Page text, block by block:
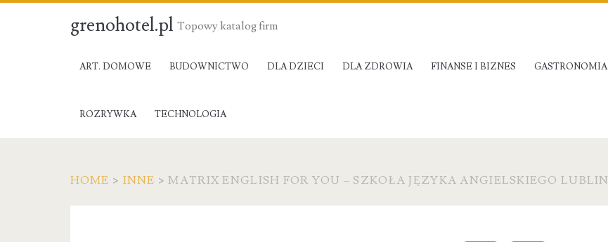
grenohotel.pl Topowy katalog firm
ART. DOMOWE BUDOWNICTWO DLA DZIECI DLA ZDROWIA FINANSE I BIZNES GASTRONOMIA
ROZRYWKA TECHNOLOGIA
HOME > INNE >MATRIX ENGLISH FOR YOU – SZKOŁA JĘZYKA ANGIELSKIEGO LUBLIN